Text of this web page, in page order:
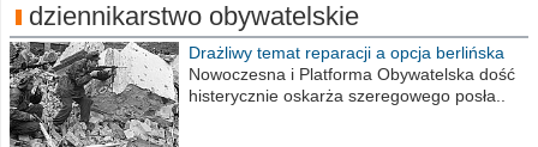
dziennikarstwo obywatelskie
Drażliwy temat reparacji a opcja berlińska
Nowoczesna i Platforma Obywatelska dość
histerycznie oskarża szeregowego posła..